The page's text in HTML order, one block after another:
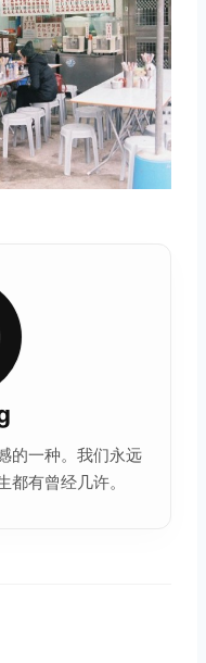
的一种。我们永远
有曾经几许。